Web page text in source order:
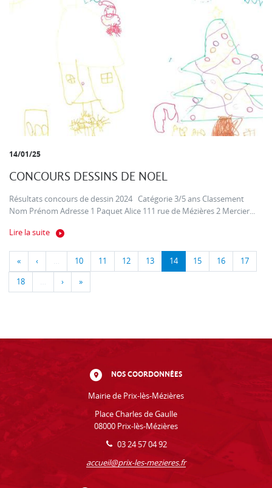
14/01/25
CONCOURS DESSINS DE NOEL
Résultats concours de dessin 2024 Catégorie 3/5 ans Classement
Nom Prénom Adresse 1 Paquet Alice 111 rue de Mézières 2 Mercier...
Lire la suite
« ‹ … 10 11 12 13 14 15 16 17
18 … › »
NOS COORDONNÉES
Mairie de Prix-lès-Mézières
Place Charles de Gaulle
08000 Prix-lès-Mézières
03 24 57 04 92
accueil@prix-les-mezieres.fr